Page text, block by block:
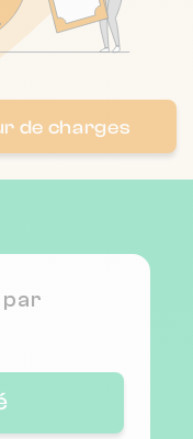
de charges
par